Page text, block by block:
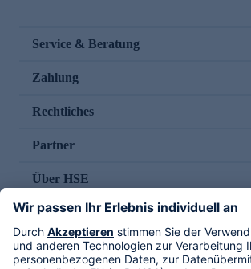
Service & Beratung
Zahlung
Rechtliches
Partner
Über HSE
Im TV
HSE International